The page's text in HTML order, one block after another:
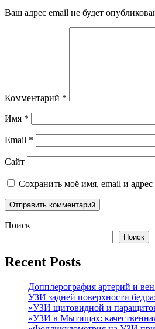
Ваш адрес email не будет
Комментарий *
Имя *
Email *
Сайт
Сохранить моё имя, email и
Поиск
Поиск
Recent Posts
Допплерография артерий и
УЗИ задней поверхности
«УЗИ щитовидной и
«УЗИ в Мытищах: